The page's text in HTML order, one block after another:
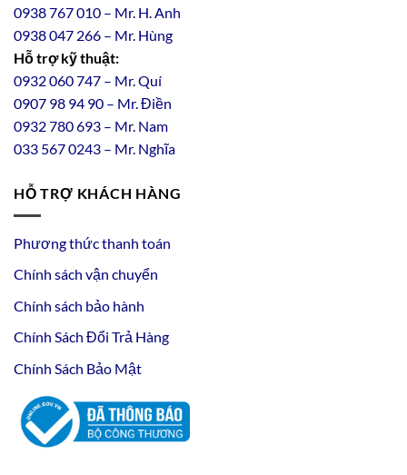
0938 767 010 – Mr. H. Anh
0938 047 266 – Mr. Hùng
Hỗ trợ kỹ thuật:
0932 060 747 – Mr. Quí
0907 98 94 90 – Mr. Điền
0932780693 – Mr. Nam
033 567 0243 – Mr. Nghĩa
HỖ TRỢ KHÁCH HÀNG
Phương thức thanh toán
Chính sách vận chuyển
Chính sách bảo hành
Chính Sách Đổi Trả Hàng
Chính Sách Bảo Mật